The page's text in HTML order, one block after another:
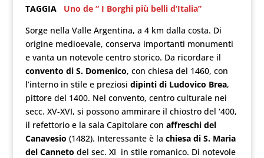
TAGGIA
Uno de “ I Borghi più belli d’Italia”
Sorge nella Valle Argentina, a 4 km dalla costa. Di
origine medioevale, conserva importanti monumenti
e vanta un notevole centro storico. Da ricordare il
convento di S. Domenico, con chiesa del 1460, con
l’interno in stile e preziosi dipinti di Ludovico Brea,
pittore del 1400. Nel convento, centro culturale nei
secc. XV-XVI, si possono ammirare il chiostro del ‘400,
il refettorio e la sala Capitolare con affreschi del
Canavesio (1482). Interessante è la chiesa di S. Maria
del Canneto del sec. XI in stile romanico. Di notevole